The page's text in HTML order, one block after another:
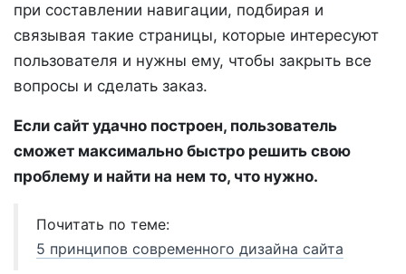
при составлении навигации, подбирая и
связывая такие страницы, которые интересуют
пользователя и нужны ему, чтобы закрыть все
вопросы и сделать заказ.
Если сайт удачно построен, пользователь
сможет максимально быстро решить свою
проблему и найти на нем то, что нужно.
Почитать по теме:
5 принципов современного дизайна сайта